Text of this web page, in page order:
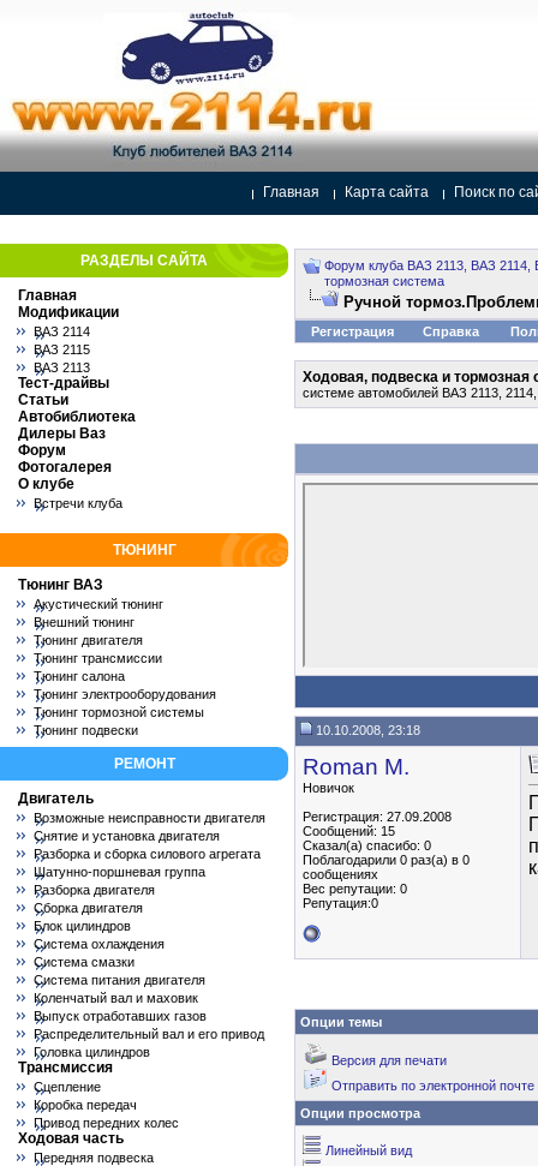
Главная Карта сайта Поиск по
РАЗДЕЛЫ САЙТА
Главная
Модификации
ВАЗ 2114
ВАЗ 2115
ВАЗ 2113
Тест-драйвы
Статьи
Автобиблиотека
Дилеры Ваз
Форум
Фотогалерея
О клубе
Встречи клуба
ТЮНИНГ
Тюнинг ВАЗ
Акустический тюнинг
Внешний тюнинг
Тюнинг двигателя
Тюнинг трансмиссии
Тюнинг салона
Тюнинг электрооборудования
Тюнинг тормозной системы
Тюнинг подвески
РЕМОНТ
Двигатель
Возможные неисправности двигателя
Снятие и установка двигателя
Разборка и сборка силового агрегата
Шатунно-поршневая группа
Разборка двигателя
Сборка двигателя
Блок цилиндров
Система охлаждения
Система смазки
Система питания двигателя
Коленчатый вал и маховик
Выпуск отработавших газов
Распределительный вал и его привод
Головка цилиндров
Трансмиссия
Сцепление
Коробка передач
Привод передних колес
Ходовая часть
Передняя подвеска
Форум клуба ВАЗ 2113, ВАЗ 2114,
тормозная система
Ручной
Регистрация Справка
Ходовая, подвеска и тормозная
системе автомобилей ВАЗ 2113, 2114,
10.10.2008, 23:18
Roman M.
Новичок
Регистрация: 27.09.2008
Сообщений: 15
Сказал(а) спасибо: 0
Поблагодарили 0 раз(а) в 0
сообщениях
Вес репутации: 0
Репутация:0
Опции темы
Версия для печати
Отправить по электронной почте
Опции просмотра
Линейный вид